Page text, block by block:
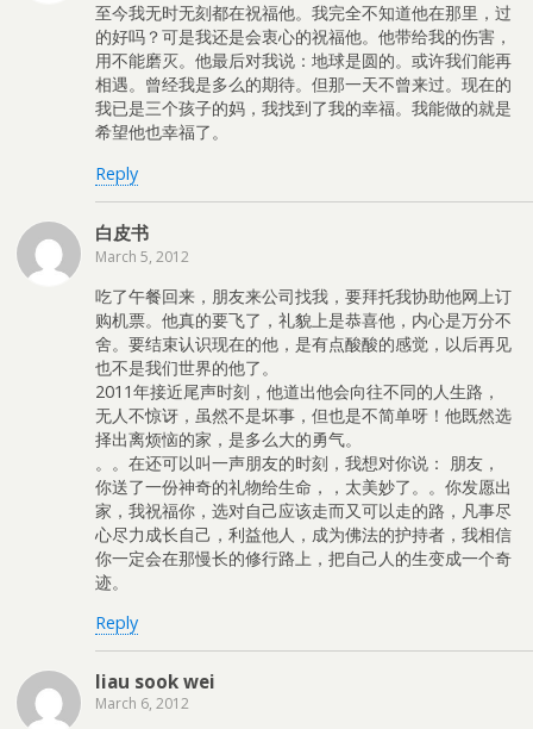
至今我无时无刻都在祝福他。我完全不知道他在那里，过
的好吗？可是我还是会衷心的祝福他。他带给我的伤害，
用不能磨灭。他最后对我说：地球是圆的。或许我们能再
相遇。曾经我是多么的期待。但那一天不曾来过。现在的
我已是三个孩子的妈，我找到了我的幸福。我能做的就是
希望他也幸福了。
Reply
白皮书
March 5, 2012
吃了午餐回来，朋友来公司找我，要拜托我协助他网上订
购机票。他真的要飞了，礼貌上是恭喜他，内心是万分不
舍。要结束认识现在的他，是有点酸酸的感觉，以后再见
也不是我们世界的他了。
2011年接近尾声时刻，他道出他会向往不同的人生路，
无人不惊讶，虽然不是坏事，但也是不简单呀！他既然选
择出离烦恼的家，是多么大的勇气。
。。在还可以叫一声朋友的时刻，我想对你说： 朋友，
你送了一份神奇的礼物给生命，，太美妙了。。你发愿出
家，我祝福你，选对自己应该走而又可以走的路，凡事尽
心尽力成长自己，利益他人，成为佛法的护持者，我相信
你一定会在那慢长的修行路上，把自己人的生变成一个奇
迹。
Reply
liau sook wei
March 6, 2012